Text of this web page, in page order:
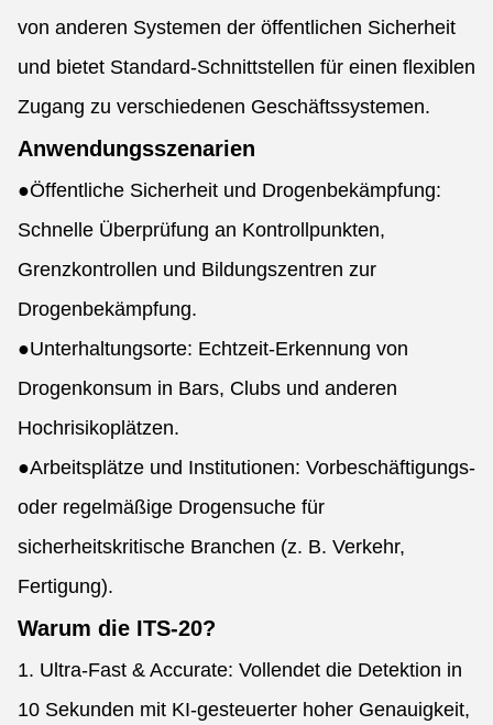
von anderen Systemen der öffentlichen Sicherheit
und bietet Standard-Schnittstellen für einen flexiblen
Zugang zu verschiedenen Geschäftssystemen.
Anwendungsszenarien
●Öffentliche Sicherheit und Drogenbekämpfung:
Schnelle Überprüfung an Kontrollpunkten,
Grenzkontrollen und Bildungszentren zur
Drogenbekämpfung.
●Unterhaltungsorte: Echtzeit-Erkennung von
Drogenkonsum in Bars, Clubs und anderen
Hochrisikoplätzen.
●Arbeitsplätze und Institutionen: Vorbeschäftigungs-
oder regelmäßige Drogensuche für
sicherheitskritische Branchen (z. B. Verkehr,
Fertigung).
Warum die ITS-20?
1. Ultra-Fast & Accurate: Vollendet die Detektion in
10 Sekunden mit KI-gesteuerter hoher Genauigkeit,